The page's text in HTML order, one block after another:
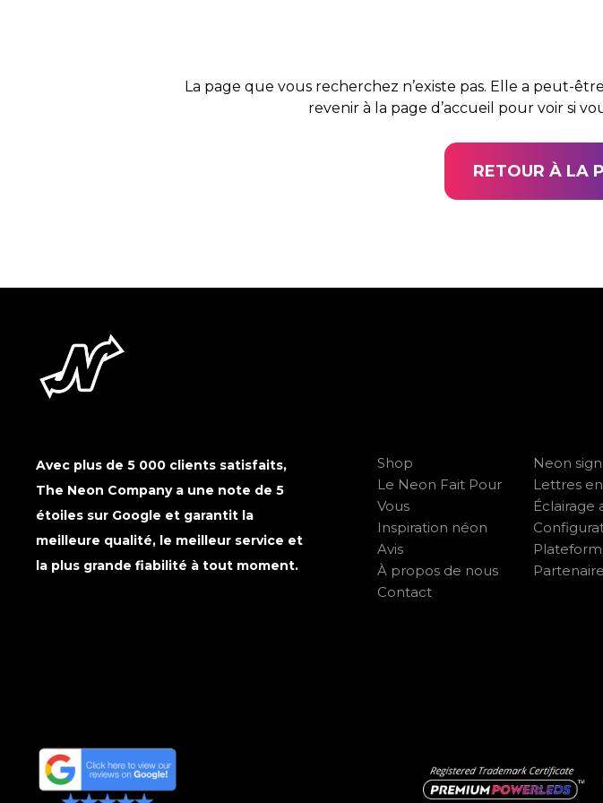
La page que vous recherchez n’existe pas. Elle a peut-
revenir à la page d’accueil pour voir si
RETOUR À LA
Avec plus de 5 000 clients satisfaits,
The Neon Company a une note de 5
étoiles sur Google et garantit la
meilleure qualité, le meilleur service et
la plus grande fiabilité à tout moment.
Shop
Le Neon Fait Pour
Vous
Inspiration néon
Avis
À propos de nous
Contact
Neon sign
Lettres
Éclairage
Partenaire